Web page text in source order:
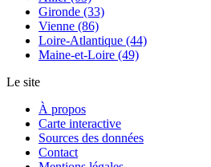
Gironde (33)
Vienne (86)
Loire-Atlantique (44)
Maine-et-Loire (49)
Le site
À propos
Carte interactive
Sources des données
Contact